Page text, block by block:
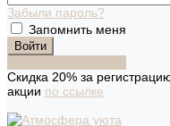
Забыли пароль?
Запомнить меня
Скидка 20% за
акции по ссылке